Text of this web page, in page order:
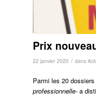
Prix
22 janvier 2020 / dans
Parmi les 20
professionnelle- a